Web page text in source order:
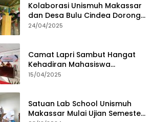
Kolaborasi Unismuh Makassar
dan Desa Bulu Cindea Dorong
Sentra Garam Industri
24/04/2025
Camat Lapri Sambut Hangat
Kehadiran Mahasiswa
PoltekMu
15/04/2025
Satuan Lab School Unismuh
Makassar Mulai Ujian Semester,